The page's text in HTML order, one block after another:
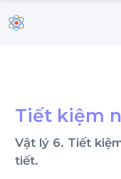
Tiết kiệm
Vật lý 6. Tiết
tiết.